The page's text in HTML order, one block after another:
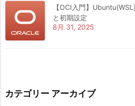
【OCI入門】
と初期設定
8月 31, 2025
カテゴリー アーカイブ